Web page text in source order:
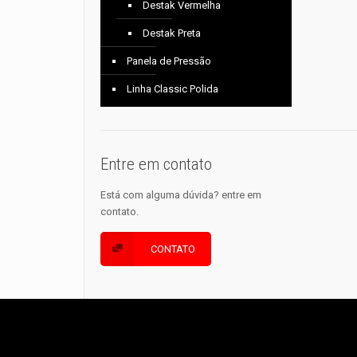
Destak Vermelha
Destak Preta
Panela de Pressão
Linha Classic Polida
Entre em contato
Está com alguma dúvida? entre em
contato.
CONTATO